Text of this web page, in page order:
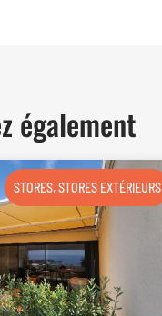
également
STORES,STORES EXTÉRIEURS